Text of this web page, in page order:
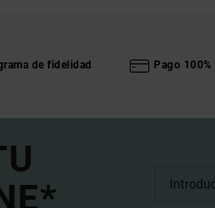
de fidelidad Pago